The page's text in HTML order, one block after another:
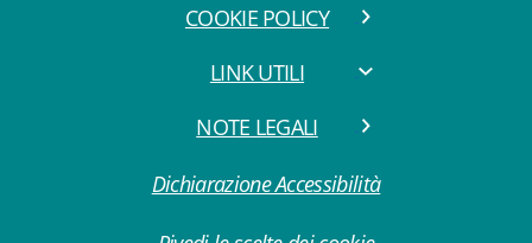
COOKIE POLICY
LINK UTILI
NOTE LEGALI
Dichiarazione Accessibilità